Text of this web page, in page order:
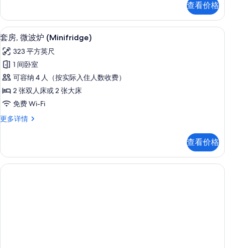
和
张
沙
发
床
的
所
有
特
大
床
张
沙
发
床
更
多
信
查看价格
显
示
套
房,
微
波
(Minifridge)
所
有
套房, 微波炉 (Minifridge) | 客房内保
2
套房, 微波炉 (Minifridge)
323 平方英尺
1 间卧室
可容纳 4 人（按实际入住人数收费）
2 张双人床或 2 张大床
免费 Wi-Fi
更多详情
套
炉
(Minifridge)
更
查看价格